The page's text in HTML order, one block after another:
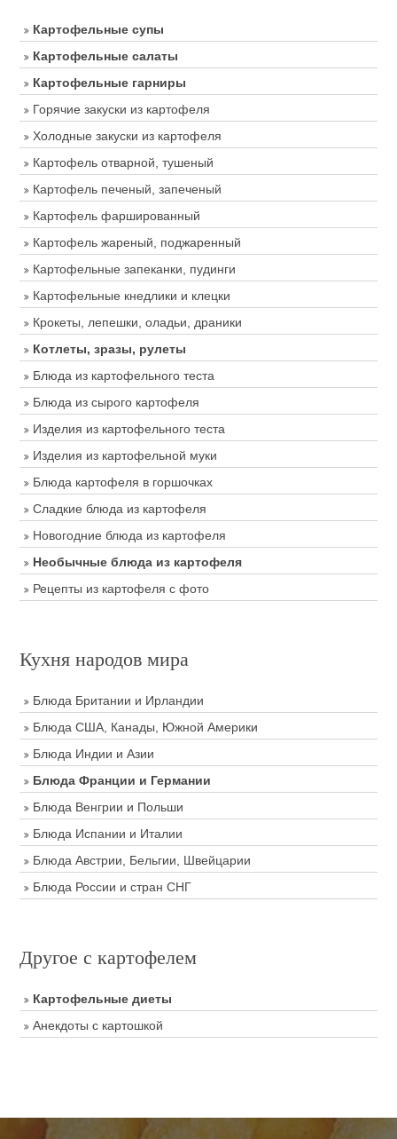
Картофельные супы
Картофельные салаты
Картофельные гарниры
Горячие закуски из картофеля
Холодные закуски из картофеля
Картофель отварной, тушеный
Картофель печеный, запеченый
Картофель фаршированный
Картофель жареный, поджаренный
Картофельные запеканки, пудинги
Картофельные кнедлики и клецки
Крокеты, лепешки, оладьи, драники
Котлеты, зразы, рулеты
Блюда из картофельного теста
Блюда из сырого картофеля
Изделия из картофельного теста
Изделия из картофельной муки
Блюда картофеля в горшочках
Сладкие блюда из картофеля
Новогодние блюда из картофеля
Необычные блюда из картофеля
Рецепты из картофеля с фото
Кухня народов мира
Блюда Британии и Ирландии
Блюда США, Канады, Южной Америки
Блюда Индии и Азии
Блюда Франции и Германии
Блюда Венгрии и Польши
Блюда Испании и Италии
Блюда Австрии, Бельгии, Швейцарии
Блюда России и стран СНГ
Другое с картофелем
Картофельные диеты
Анекдоты с картошкой